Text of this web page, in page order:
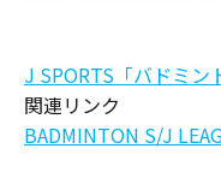
J SPORTS「バドミ
関連リンク
BADMINTON S/J